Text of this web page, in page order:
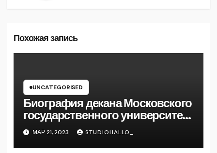
Похожая запись
UNCATEGORISED
Биография декана Московского
государственного университета
Андрея Сидорова — от студента
до руководителя
МАР 21, 2023 STUDIOHALLO_